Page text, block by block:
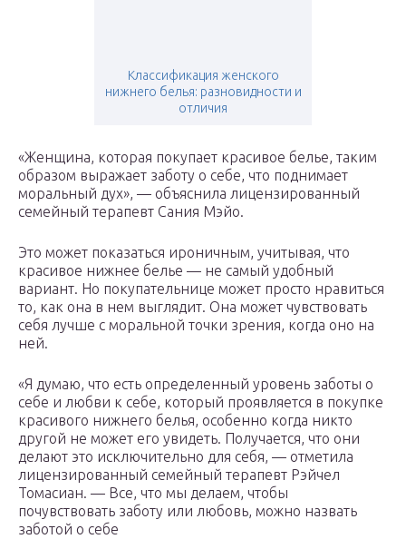
Классификация женского
нижнего белья: разновидности и
отличия
«Женщина, которая покупает красивое белье, таким
образом выражает заботу о себе, что поднимает
моральный дух», — объяснила лицензированный
семейный терапевт Сания Мэйо.
Это может показаться ироничным, учитывая, что
красивое нижнее белье — не самый удобный
вариант. Но покупательнице может просто нравиться
то, как она в нем выглядит. Она может чувствовать
себя лучше с моральной точки зрения, когда оно на
ней.
«Я думаю, что есть определенный уровень заботы о
себе и любви к себе, который проявляется в покупке
красивого нижнего белья, особенно когда никто
другой не может его увидеть. Получается, что они
делают это исключительно для себя, — отметила
лицензированный семейный терапевт Рэйчел
Томасиан. — Все, что мы делаем, чтобы
почувствовать заботу или любовь, можно назвать
заботой о себе